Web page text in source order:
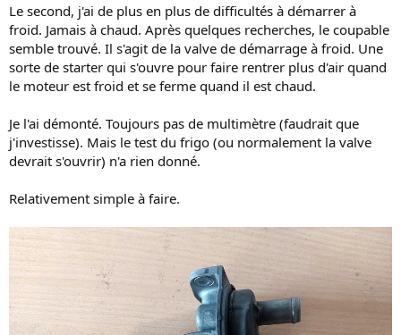
Le second, j'ai de plus en plus de difficultés à démarrer à
froid. Jamais à chaud. Après quelques recherches, le coupable
semble trouvé. Il s'agit de la valve de démarrage à froid. Une
sorte de starter qui s'ouvre pour faire rentrer plus d'air quand
le moteur est froid et se ferme quand il est chaud.
Je l'ai démonté. Toujours pas de multimètre (faudrait que
j'investisse). Mais le test du frigo (ou normalement la valve
devrait s'ouvrir) n'a rien donné.
Relativement simple à faire.